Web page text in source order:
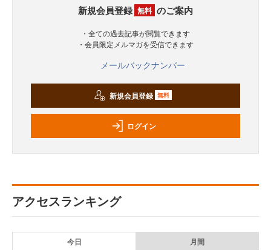
新規会員登録 無料 のご案内
・全ての過去記事が閲覧できます
・会員限定メルマガを受信できます
メールバックナンバー
新規会員登録 無料
ログイン
アクセスランキング
今日 月間